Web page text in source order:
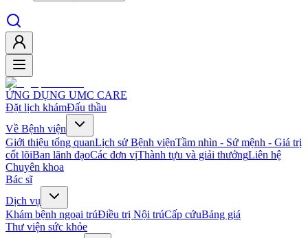
ỨNG DỤNG UMC CARE
Đặt lịch khámĐấu thầu
Về Bệnh viện
Giới thiệu tổng quanLịch sử Bệnh việnTầm nhìn - Sứ mệnh - Giá trị
cốt lõiBan lãnh đạoCác đơn vịThành tựu và giải thưởngLiên hệ
Chuyên khoa
Bác sĩ
Dịch vụ
Khám bệnh ngoại trúĐiều trị Nội trúCấp cứuBảng giá
Thư viện sức khỏe